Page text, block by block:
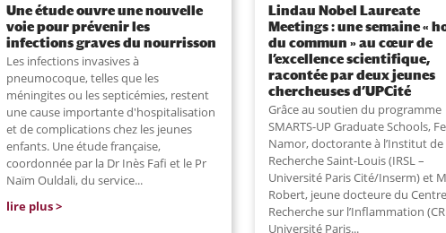
Une étude ouvre une nouvelle
voie pour prévenir les
infections graves du nourrisson
Les infections invasives à
pneumocoque, telles que les
méningites ou les septicémies, restent
une cause importante d'hospitalisation
et de complications chez les jeunes
enfants. Une étude française,
coordonnée par la Dr Inès Fafi et le Pr
Naïm Ouldali, du service...
lire plus
Lindau Nobel Laureate
Meetings : une semaine «
du commun » au cœur de
l’excellence scientifique,
racontée par deux jeunes
chercheuses d’UPCité
Grâce au soutien du programme
SMARTS-UP Graduate Schools,
Namor, doctorante à l’Institut de
Recherche Saint-Louis (IRSL –
Université Paris Cité/Inserm) et
Robert, jeune docteure du
Recherche sur l’Inflammation
Université Paris...